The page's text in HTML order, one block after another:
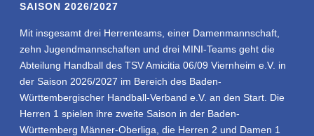
SAISON 2026/2027
Mit insgesamt drei Herrenteams, einer Damenmannschaft,
zehn Jugendmannschaften und drei MINI-Teams geht die
Abteilung Handball des TSV Amicitia 06/09 Viernheim e.V. in
der Saison 2026/2027 im Bereich des Baden-
Württembergischer Handball-Verband e.V. an den Start. Die
Herren 1 spielen ihre zweite Saison in der Baden-
Württemberg Männer-Oberliga, die Herren 2 und Damen 1